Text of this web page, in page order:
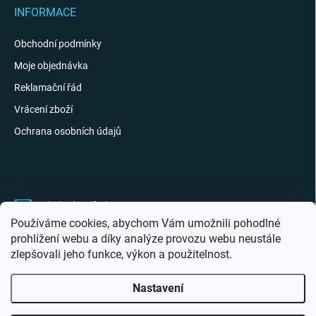
Používáme cookies, abychom Vám umožnili pohodlné
prohlížení webu a díky analýze provozu webu neustále
zlepšovali jeho funkce, výkon a použitelnost.
Nastavení
INFORMACE
Obchodní podmínky
Moje objednávka
Reklamační řád
Vrácení zboží
Ochrana osobních údajů
obchod@giftak.cz
731 320 162
Gifťák se mi líbí!